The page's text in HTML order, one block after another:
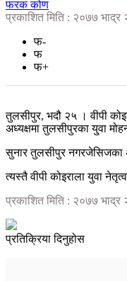
फरक कोण
प्रकाशित मिति : २०७७ भाद्र
फ-
फ
फ+
तुलसीपुर, भदौ २५ । वीपी
अध्यक्षमा तुलसीपुरका यु्वा
सुनार तुलसीपुर नगरजेसिजका
त्यस्तै वीपी कोइराला युवा
प्रकाशित मिति : २०७७ भाद्र
प्रतिक्रिया दिनुहोस